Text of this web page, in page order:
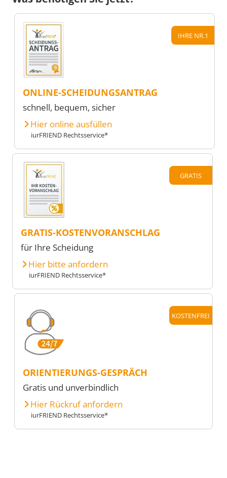
IHRE NR.1
ONLINE-SCHEIDUNGSANTRAG
schnell, bequem, sicher
Hier online ausfüllen
iurFRIEND Rechtsservice*
GRATIS
GRATIS-KOSTENVORANSCHLAG
für Ihre Scheidung
Hier bitte anfordern
iurFRIEND Rechtsservice*
KOSTENFREI
ORIENTIERUNGS-GESPRÄCH
Gratis und unverbindlich
Hier Rückruf anfordern
iurFRIEND Rechtsservice*